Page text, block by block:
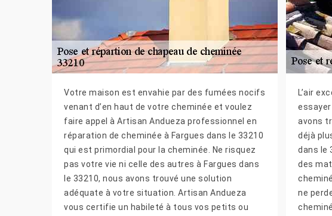
Votre maison est envahie par des fumées nocifs
venant d’en haut de votre cheminée et voulez
faire appel à Artisan Andueza professionnel en
réparation de cheminée à Fargues dans le 33210
qui est primordial pour la cheminée. Ne risquez
pas votre vie ni celle des autres à Fargues dans
le 33210, nous avons trouvé une solution
adéquate à votre situation. Artisan Andueza
vous certifie un habileté à tous vos petits ou
L’air
essayer
avons
déjà
dans le
des
ne